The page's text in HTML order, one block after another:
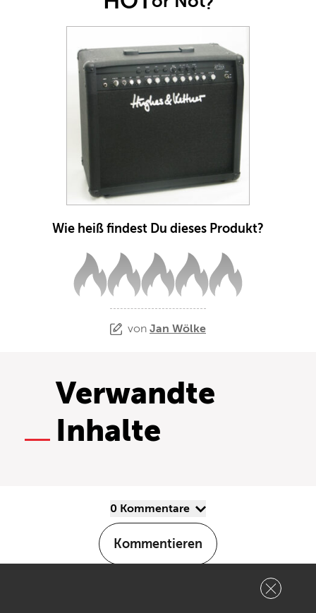
Wie heiß findest Du dieses Produkt?
von Jan Wölke
Verwandte
Inhalte
0 Kommentare
Kommentieren